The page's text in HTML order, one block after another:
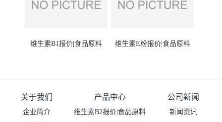
维生素B1报价|食品原料 维生素E粉报价|食品原料
关于我们
企业简介
产品中心
维生素B2报价|食品原料
公司新闻
新闻资讯